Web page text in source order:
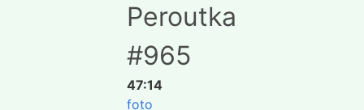
Peroutka
#965
47:14
foto